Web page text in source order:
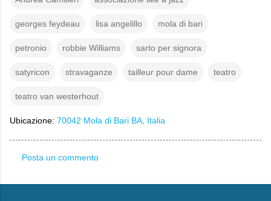
georges feydeau lisa angelillo mola di bari
petronio robbie Williams sarto per signora
satyricon stravaganze tailleur pour dame teatro
teatro van westerhout
Ubicazione: 70042 Mola di Bari BA, Italia
o
Posta un commento